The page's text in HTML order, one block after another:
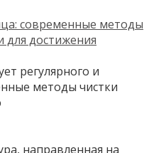
современные методы
для достижения
регулярного и
методы чистки
направленная на